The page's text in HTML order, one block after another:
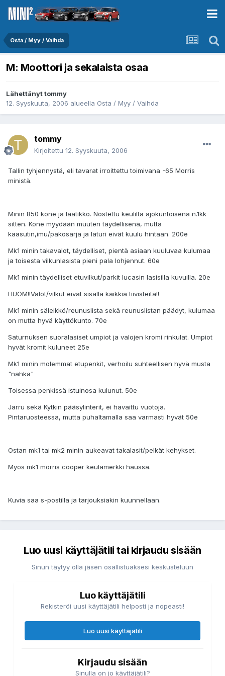
Osta / Myy / Vaihda
M: Moottori ja sekalaista osaa
Lähettänyttommy
12. Syyskuuta, 2006 alueella Osta / Myy / Vaihda
tommy
Kirjoitettu 12. Syyskuuta, 2006
Tallin tyhjennystä, eli tavarat irroittettu toimivana -65 Morris
ministä.
Minin 850 kone ja laatikko. Nostettu keulilta ajokuntoisena n.1kk
sitten. Kone myydään muuten täydellisenä, mutta
kaasutin,imu/pakosarja ja laturi eivät kuulu hintaan. 200e
Mk1 minin takavalot, täydelliset, pientä asiaan kuuluvaa kulumaa
ja toisesta vilkunlasista pieni pala lohjennut. 60e
Mk1 minin täydelliset etuvilkut/parkit lucasin lasisilla kuvuilla. 20e
HUOM!!Valot/vilkut eivät sisällä kaikkia tiivisteitä!!
Mk1 minin säleikkö/reunuslista sekä reunuslistan päädyt, kulumaa
on mutta hyvä käyttökunto. 70e
Saturnuksen suoralasiset umpiot ja valojen kromi rinkulat. Umpiot
hyvät kromit kuluneet 25e
Mk1 minin molemmat etupenkit, verhoilu suhteellisen hyvä musta
"nahka"
Toisessa penkissä istuinosa kulunut. 50e
Jarru sekä Kytkin pääsylinterit, ei havaittu vuotoja.
Pintaruosteessa, mutta puhaltamalla saa varmasti hyvät 50e
Ostan mk1 tai mk2 minin aukeavat takalasit/pelkät kehykset.
Myös mk1 morris cooper keulamerkki haussa.
Kuvia saa s-postilla ja tarjouksiakin kuunnellaan.
Luo uusi käyttäjätili tai kirjaudu sisään
Sinun täytyy olla jäsen osallistuaksesi keskusteluun
Luo käyttäjätili
Rekisteröi uusi käyttäjätili helposti ja nopeasti!
Luo uusi käyttäjätili
Kirjaudu sisään
Sinulla on jo käyttäjätili?